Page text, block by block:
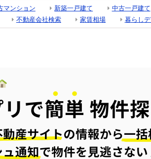
マンション 新築一戸建て 中古一戸建て
不動産会社検索 家賃相場 暮らし